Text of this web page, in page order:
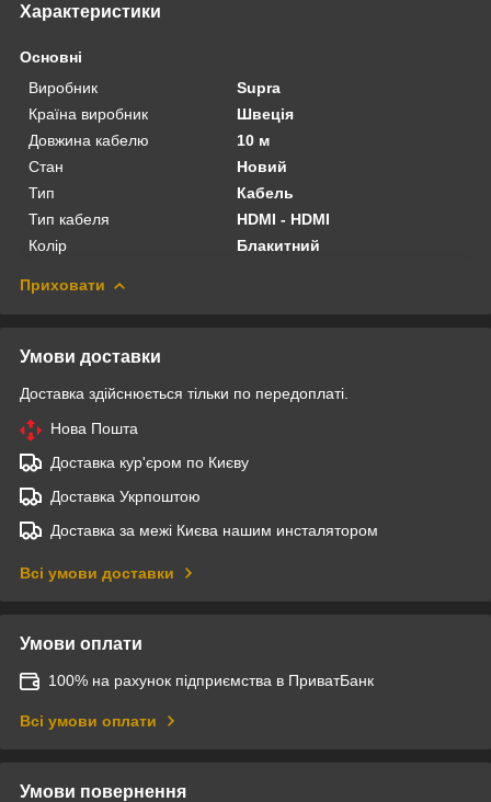
Характеристики
Основні
Виробник
Supra
Країна виробник
Швеція
Довжина кабелю
10 м
Стан
Новий
Тип
Кабель
Тип кабеля
HDMI - HDMI
Колір
Блакитний
Приховати
Умови доставки
Доставка здійснюється тільки по передоплаті.
Нова Пошта
Доставка кур'єром по Києву
Доставка Укрпоштою
Доставка за межі Києва нашим инсталятором
Всі умови доставки
Умови оплати
100% на рахунок підприємства в ПриватБанк
Всі умови оплати
Умови повернення